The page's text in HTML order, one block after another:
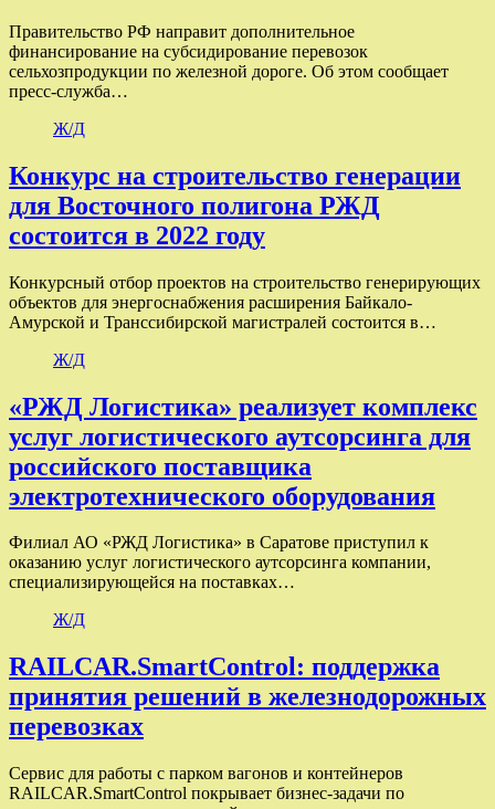
Правительство РФ направит дополнительное
финансирование на субсидирование перевозок
сельхозпродукции по железной дороге. Об этом сообщает
пресс-служба…
Ж/Д
Конкурс на строительство генерации
для Восточного полигона РЖД
состоится в 2022 году
Конкурсный отбор проектов на строительство генерирующих
объектов для энергоснабжения расширения Байкало-
Амурской и Транссибирской магистралей состоится в…
Ж/Д
«РЖД Логистика» реализует комплекс
услуг логистического аутсорсинга для
российского поставщика
электротехнического оборудования
Филиал АО «РЖД Логистика» в Саратове приступил к
оказанию услуг логистического аутсорсинга компании,
специализирующейся на поставках…
Ж/Д
RAILCAR.SmartControl: поддержка
принятия решений в железнодорожных
перевозках
Сервис для работы с парком вагонов и контейнеров
RAILCAR.SmartControl покрывает бизнес-задачи по